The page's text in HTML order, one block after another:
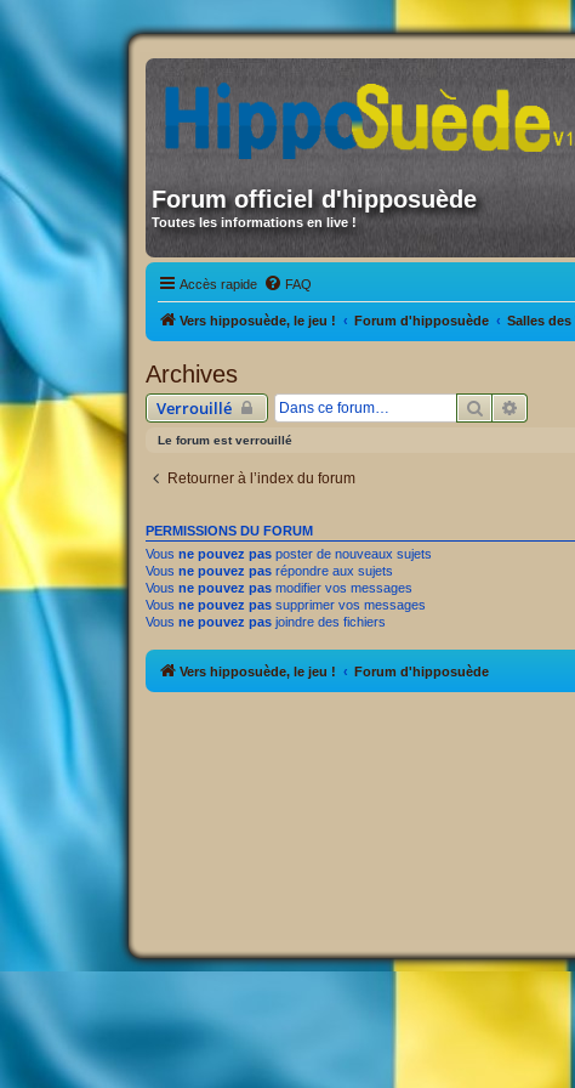
Forum officiel d'hipposuède
Toutes les informations en live !
Accès rapide FAQ
Vers hipposuède, le jeu ! Forum d'hipposuède Salles des
Archives
Verrouillé Rechercher
Le forum est verrouillé
Retourner à l’index du forum
PERMISSIONS DU FORUM
Vous ne pouvez pas poster de nouveaux sujets
Vous ne pouvez pas répondre aux sujets
Vous ne pouvez pas modifier vos messages
Vous ne pouvez pas supprimer vos messages
Vous ne pouvez pas joindre des fichiers
Vers hipposuède, le jeu ! Forum d'hipposuède